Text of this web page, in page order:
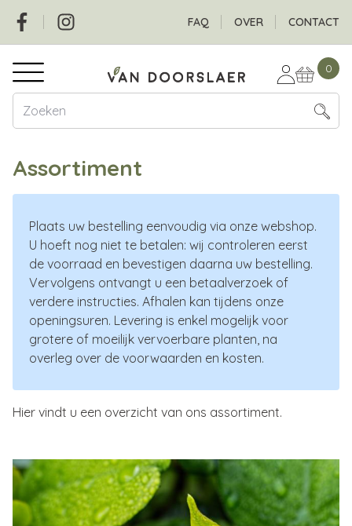
Overslaan
naar
de
inhoud
gaan
Social Header
FAQ OVER CONTACT
Hoofdnavigatie 0
Assortiment
Plaats uw bestelling eenvoudig via onze webshop.
U hoeft nog niet te betalen: wij controleren eerst
de voorraad en bevestigen daarna uw bestelling.
Vervolgens ontvangt u een betaalverzoek of
verdere instructies. Afhalen kan tijdens onze
openingsuren. Levering is enkel mogelijk voor
grotere of moeilijk vervoerbare planten, na
overleg over de voorwaarden en kosten.
Hier vindt u een overzicht van ons assortiment.